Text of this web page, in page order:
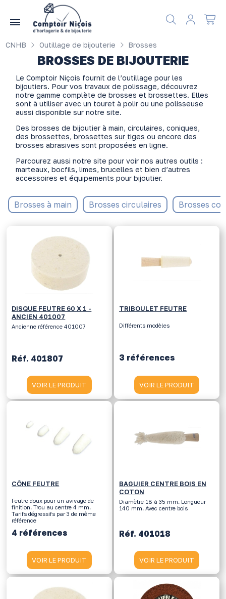
CNHB Outillage de bijouterie Brosses
BROSSES DE BIJOUTERIE
Le Comptoir Niçois fournit de l’outillage pour les
bijoutiers. Pour vos travaux de polissage, découvrez
notre gamme complète de brosses et brossettes. Elles
sont à utiliser avec un touret à polir ou une polisseuse
aussi disponible sur notre site.
Des brosses de bijoutier à main, circulaires, coniques,
desbrossettes,brossettes sur tiges ou encore des
brosses abrasives sont proposées en ligne.
Parcourez aussi notre site pour voir nos autres outils :
marteaux, bocfils, limes, brucelles et bien d’autres
accessoires et équipements pour bijoutier.
Brosses à main Brosses circulaires Brosses
DISQUE FEUTRE 60 X 1 -
ANCIEN 401007
Ancienne référence 401007
Réf. 401807
VOIR LE PRODUIT
TRIBOULET FEUTRE
Différents modèles
3 références
VOIR LE PRODUIT
CÔNE FEUTRE
Feutre doux pour un avivage de
finition. Trou au centre 4 mm.
Tarifs dégressifs par 3 de même
référence
4 références
VOIR LE PRODUIT
BAGUIER CENTRE BOIS EN
COTON
Diamètre 18 à 35 mm. Longueur
140 mm. Avec centre bois
Réf. 401018
VOIR LE PRODUIT
Gérer les préférences en matière de cookies